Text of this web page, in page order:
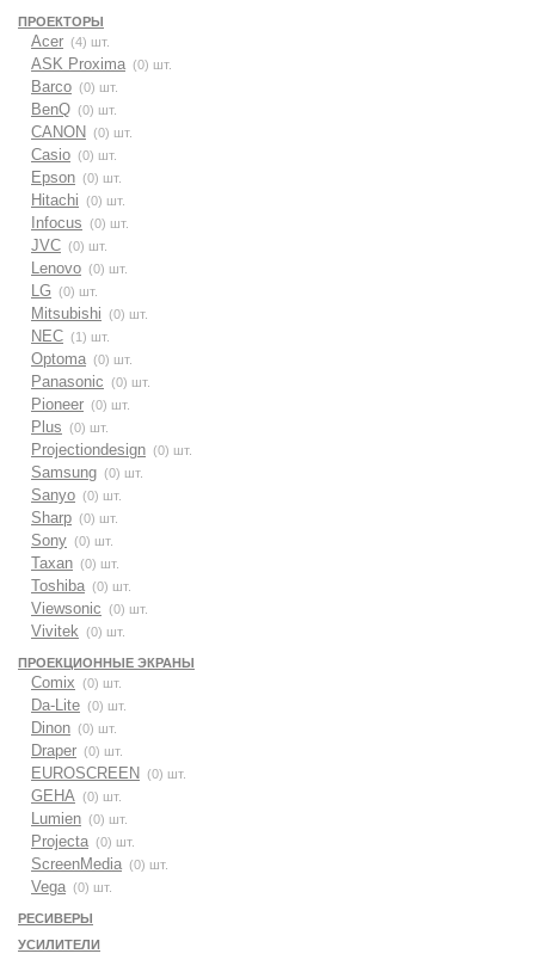
ПРОЕКТОРЫ
Acer (4) шт.
ASK Proxima (0) шт.
Barco (0) шт.
BenQ (0) шт.
CANON (0) шт.
Casio (0) шт.
Epson (0) шт.
Hitachi (0) шт.
Infocus (0) шт.
JVC (0) шт.
Lenovo (0) шт.
LG (0) шт.
Mitsubishi (0) шт.
NEC (1) шт.
Optoma (0) шт.
Panasonic (0) шт.
Pioneer (0) шт.
Plus (0) шт.
Projectiondesign (0) шт.
Samsung (0) шт.
Sanyo (0) шт.
Sharp (0) шт.
Sony (0) шт.
Taxan (0) шт.
Toshiba (0) шт.
Viewsonic (0) шт.
Vivitek (0) шт.
ПРОЕКЦИОННЫЕ ЭКРАНЫ
Comix (0) шт.
Da-Lite (0) шт.
Dinon (0) шт.
Draper (0) шт.
EUROSCREEN (0) шт.
GEHA (0) шт.
Lumien (0) шт.
Projecta (0) шт.
ScreenMedia (0) шт.
Vega (0) шт.
РЕСИВЕРЫ
УСИЛИТЕЛИ